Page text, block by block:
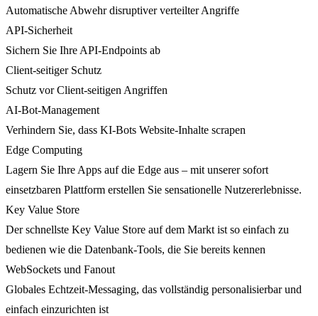
Automatische Abwehr disruptiver verteilter Angriffe
API-Sicherheit
Sichern Sie Ihre API-Endpoints ab
Client-seitiger Schutz
Schutz vor Client-seitigen Angriffen
AI-Bot-Management
Verhindern Sie, dass KI-Bots Website-Inhalte scrapen
Edge Computing
Lagern Sie Ihre Apps auf die Edge aus – mit unserer sofort
einsetzbaren Plattform erstellen Sie sensationelle Nutzererlebnisse.
Key Value Store
Der schnellste Key Value Store auf dem Markt ist so einfach zu
bedienen wie die Datenbank-Tools, die Sie bereits kennen
WebSockets und Fanout
Globales Echtzeit-Messaging, das vollständig personalisierbar und
einfach einzurichten ist